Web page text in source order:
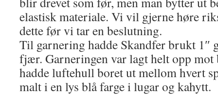
elastisk materiale. Vi vil gjerne høre
dette før vi tar en beslutning.
Til garnering hadde Skandfer brukt 1″
fjær. Garneringen var lagt helt opp mot
hadde luftehull boret ut mellom hvert
malt i en lys blå farge i lugar og kahytt.